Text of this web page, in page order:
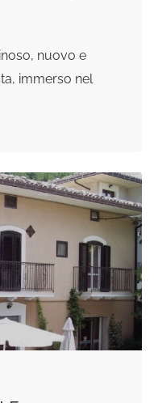
nuovo e
immerso nel